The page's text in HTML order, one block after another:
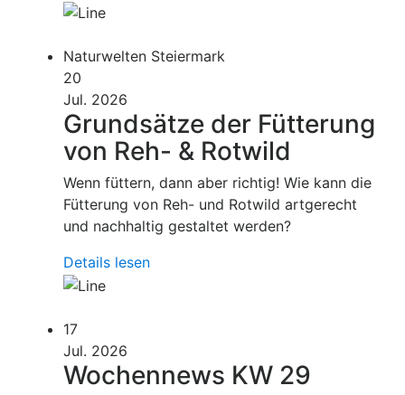
Naturwelten Steiermark
20
Jul. 2026
Grundsätze der Fütterung
von Reh- & Rotwild
Wenn füttern, dann aber richtig! Wie kann die
Fütterung von Reh- und Rotwild artgerecht
und nachhaltig gestaltet werden?
Details lesen
17
Jul. 2026
Wochennews KW 29